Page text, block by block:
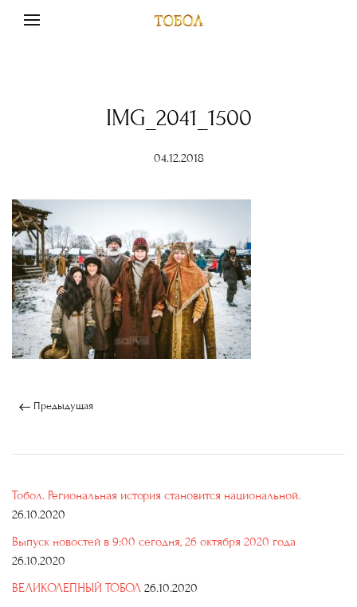
IMG_2041_1500
04.12.2018
Предыдущая
Тобол. Региональная история становится национальной.
26.10.2020
Выпуск новостей в 9:00 сегодня, 26 октября 2020 года
26.10.2020
ВЕЛИКОЛЕПНЫЙ ТОБОЛ 26.10.2020